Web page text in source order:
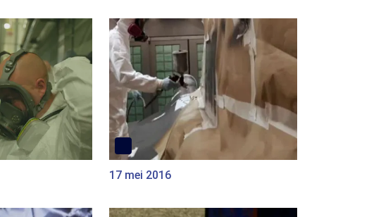
17 mei 2016